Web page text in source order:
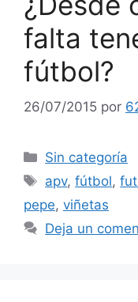
falta
fútbol?
26/07/2015 por
Categorías
Sin categoría
Etiquetas
apv,fútbol,
pepe, viñetas
Deja un